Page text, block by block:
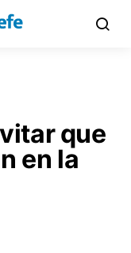
que
en la